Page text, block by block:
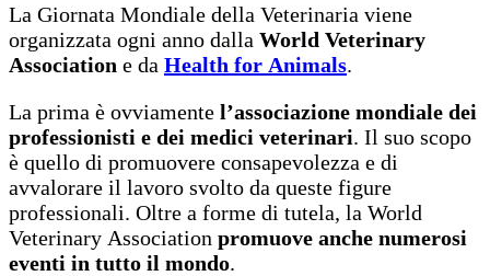
La Giornata Mondiale della Veterinaria viene
organizzata ogni anno dalla World Veterinary
Association e da Health for Animals.
La prima è ovviamente l’associazione mondiale dei
professionisti e dei medici veterinari. Il suo scopo
è quello di promuovere consapevolezza e di
avvalorare il lavoro svolto da queste figure
professionali. Oltre a forme di tutela, la World
Veterinary Association promuove anche numerosi
eventi in tutto il mondo.